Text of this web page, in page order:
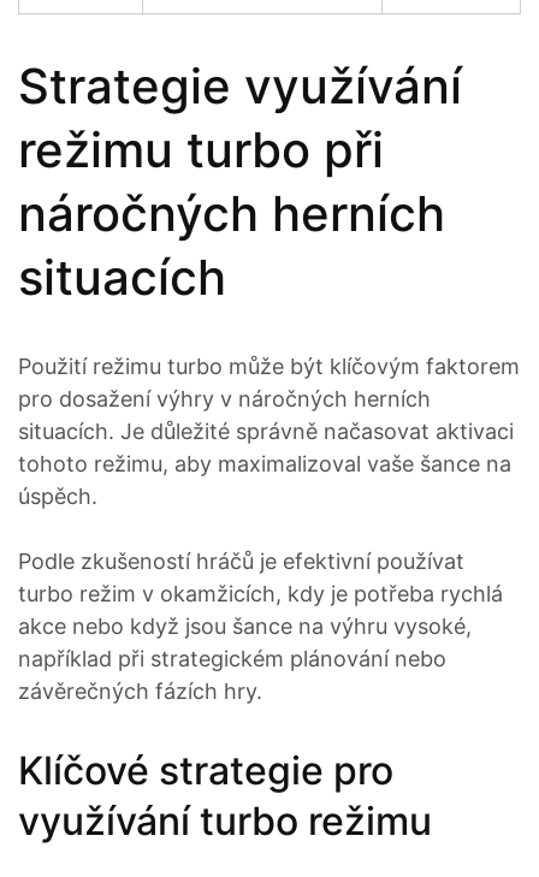
Strategie využívání
režimu turbo při
náročných herních
situacích
Použití režimu turbo může být klíčovým faktorem
pro dosažení výhry v náročných herních
situacích. Je důležité správně načasovat aktivaci
tohoto režimu, aby maximalizoval vaše šance na
úspěch.
Podle zkušeností hráčů je efektivní používat
turbo režim v okamžicích, kdy je potřeba rychlá
akce nebo když jsou šance na výhru vysoké,
například při strategickém plánování nebo
závěrečných fázích hry.
Klíčové strategie pro
využívání turbo režimu